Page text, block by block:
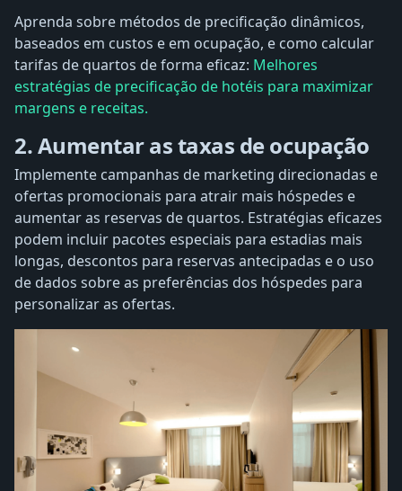
Aprenda sobre métodos de precificação dinâmicos,
baseados em custos e em ocupação, e como calcular
tarifas de quartos de forma eficaz: Melhores
estratégias de precificação de hotéis para maximizar
margens e receitas.
2. Aumentar as taxas de ocupação
Implemente campanhas de marketing direcionadas e
ofertas promocionais para atrair mais hóspedes e
aumentar as reservas de quartos. Estratégias eficazes
podem incluir pacotes especiais para estadias mais
longas, descontos para reservas antecipadas e o uso
de dados sobre as preferências dos hóspedes para
personalizar as ofertas.